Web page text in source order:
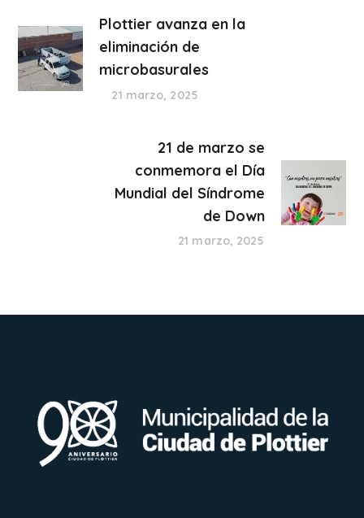
Plottier avanza en la
eliminación de
microbasurales
21 marzo, 2025
21 de marzo se
conmemora el Día
Mundial del Síndrome
de Down
21 marzo, 2025